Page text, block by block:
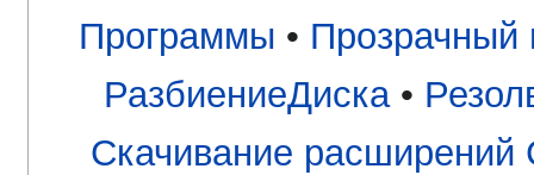
Программы • Прозрачный
РазбиениеДиска•
Скачивание расширений